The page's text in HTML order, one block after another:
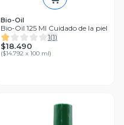
Bio-Oil
Bio-Oil 125 Ml Cuidado de la piel
1(1)
$18.490
($14.792 x 100 ml)